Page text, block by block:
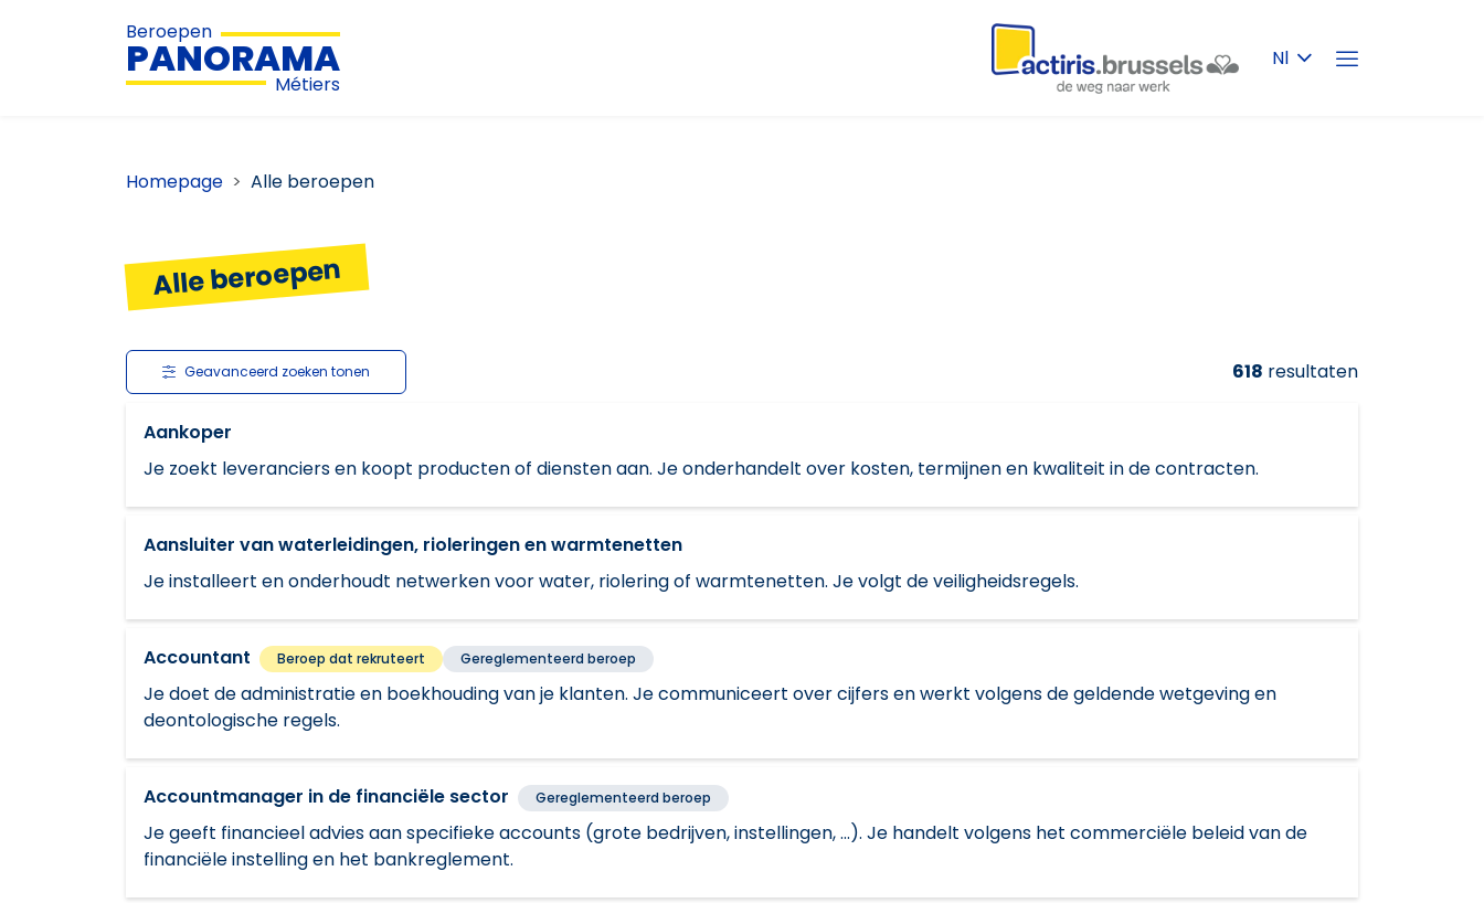
Beroepen
PANORAMA
Métiers
Nl
Homepage Alle beroepen
Alle beroepen
Geavanceerd zoeken tonen 618 resultaten
Aankoper
Je zoekt leveranciers en koopt producten of diensten aan. Je onderhandelt over kosten, termijnen en kwaliteit in de contracten.
Aansluiter van waterleidingen, rioleringen en warmtenetten
Je installeert en onderhoudt netwerken voor water, riolering of warmtenetten. Je volgt de veiligheidsregels.
Accountant Beroep dat rekruteert Gereglementeerd beroep
Je doet de administratie en boekhouding van je klanten. Je communiceert over cijfers en werkt volgens de geldende wetgeving en
deontologische regels.
Accountmanager in de financiële sector Gereglementeerd beroep
Je geeft financieel advies aan specifieke accounts (grote bedrijven, instellingen, ...). Je handelt volgens het commerciële beleid van de
financiële instelling en het bankreglement.